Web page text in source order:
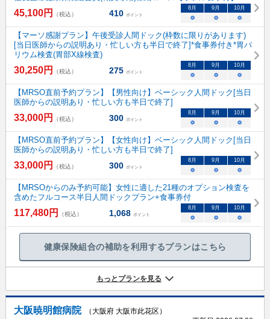
45,100円 （税込） 410 ポイント
8 月 9 月 10月
○ ○ ○
【マーソ感謝プラン】午後受診人間ドック(枠数に限りがあります)
[当日医師からの説明あり・忙しい方も半日で終了]*食事券付き*胃バ
リウム検査(胃部X線検査)
30,250円 （税込） 275 ポイント
8 月 9 月 10月
○ ○ ○
【MRSO直前予約プラン】【男性向け】ベーシック人間ドック[当日
医師からの説明あり・忙しい方も半日で終了]
33,000円 （税込） 300 ポイント
8 月 9 月 10月
○ ○ ○
【MRSO直前予約プラン】【女性向け】ベーシック人間ドック[当日
医師からの説明あり・忙しい方も半日で終了]
33,000円 （税込） 300 ポイント
8 月 9 月 10月
○ ○ ○
【MRSOからのみ予約可能】女性に適した21種のオプション検査を
含めたフルコース半日人間ドックプラン+食事券付
117,480円 （税込） 1,068 ポイント
8 月 9 月 10月
○ ○ ○
健康保険組合の補助を利用するプランはこちら
もっとプランを見る
大阪暁明館病院
（大阪府 大阪市此花区）